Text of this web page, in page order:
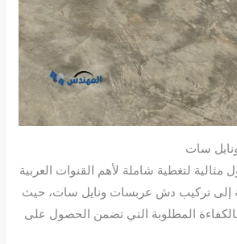
سات
لتغطية شاملة لأهم القنوات العربية
إلى تركيب دش عربسات ونايل سات، حيث
المطلوبة التي تضمن الحصول على